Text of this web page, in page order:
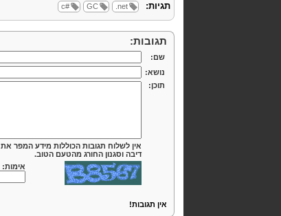
תגיות: .net
GC
c#
תגובות:
שם:
נושא:
תוכן:
אין לשלוח תגובות הכוללות מידע המפר את
דיבה וסגנון החורג מהטעם הטוב.
אימות:
אין תגובות!